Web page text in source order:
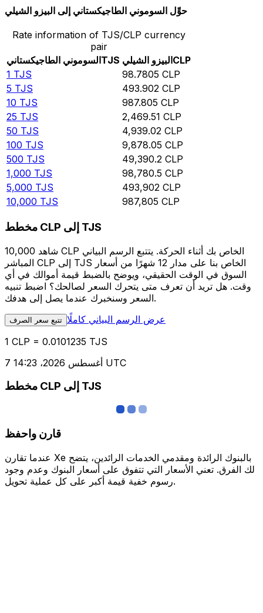
حوِّل السوموني الطاجيكستاني إلى البيزو الشيلي
Rate information of TJS/CLP currency
pair
السوموني الطاجيكستانيTJS البيزو الشيليCLP
1 TJS 98.7805 CLP
5 TJS 493.902 CLP
10 TJS 987.805 CLP
25 TJS 2,469.51 CLP
50 TJS 4,939.02 CLP
100 TJS 9,878.05 CLP
500 TJS 49,390.2 CLP
1,000 TJS 98,780.5 CLP
5,000 TJS 493,902 CLP
10,000 TJS 987,805 CLP
مخطط CLP إلى TJS
شاهد 10,000 CLP الخاص بك أثناء الحركة. يتتبع الرسم البياني
المباشر CLP إلى TJS الخاص بنا على مدار 12 شهرًا من أسعار
السوق في الوقت الحقيقي، ويوضح بالضبط قيمة أموالك في أي
وقت. هل تريد أن تعرف متى يتحرك السعر لصالحك؟ اضبط تنبيه
السعر وسنخبرك عندما يصل إلى هدفك.
تتبع سعر الصرف عرض الرسم البياني كاملًا
1 CLP = 0.0101235 TJS
7 أغسطس 2026، 14:23 UTC
مخطط CLP إلى TJS
قارن واحفظ
عندما تقارن Xe بالبنوك الرائدة ومقدمي الخدمات الرائدين، يتضح
لك الفرق. تعني الأسعار التي تتفوق على أسعار البنوك وعدم وجود
رسوم خفية قيمة أكبر على كل عملية تحويل.